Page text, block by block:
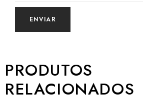
PRODUTOS
RELACIONADOS